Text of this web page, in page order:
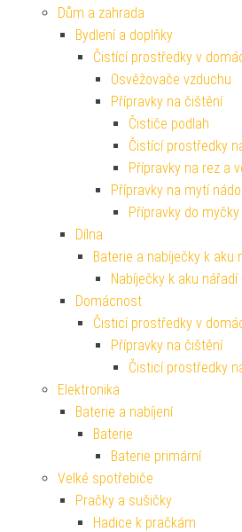
Dům a zahrada
Bydlení a doplňky
Čistící prostředky v
Osvěžovače vzduchu
Přípravky na čištění
Čističe podlah
Čistící prostředky
Přípravky na rez a
Přípravky na mytí
Přípravky do myčky
Dílna
Baterie a nabíječky k aku
Nabíječky k aku nářadí
Domácnost
Čisticí prostředky v
Přípravky na čištění
Čisticí prostředky
Elektronika
Baterie a nabíjení
Baterie
Baterie primární
Velké spotřebiče
Pračky a sušičky
Hadice k pračkám